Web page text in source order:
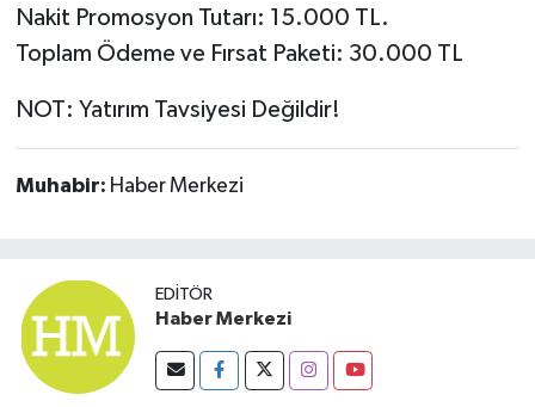
Nakit Promosyon Tutarı: 15.000 TL.
Toplam Ödeme ve Fırsat Paketi: 30.000 TL
NOT: Yatırım Tavsiyesi Değildir!
Muhabir: Haber Merkezi
EDITÖR
Haber Merkezi